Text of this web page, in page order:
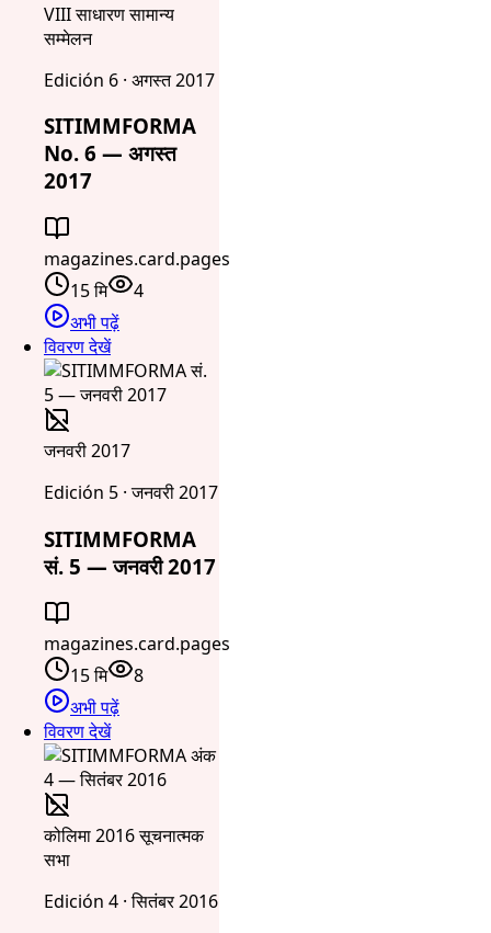
VIII साधारण सामान्य
सम्मेलन
Edición 6 · अगस्त 2017
SITIMMFORMA
No. 6 — अगस्त
2017
magazines.card.pages
15 मि
4
अभी पढ़ें
विवरण देखें
जनवरी 2017
Edición 5 · जनवरी 2017
SITIMMFORMA
सं. 5 — जनवरी 2017
magazines.card.pages
15 मि
8
अभी पढ़ें
विवरण देखें
कोलिमा 2016 सूचनात्मक
सभा
Edición 4 · सितंबर 2016